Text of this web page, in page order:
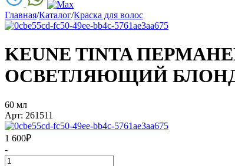
Главная/Каталог/Краска для волос
KEUNE TINTA
ОСВЕТЛЯЮЩИЙ
60 мл
Арт: 261511
1 600₽
-